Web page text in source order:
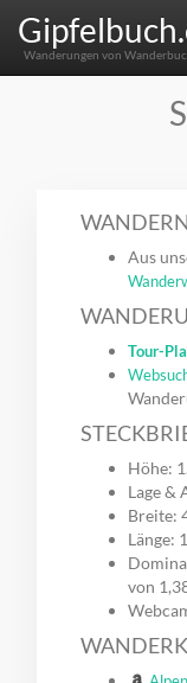
Wanderungen von
WANDERN
Aus
Tour-
Höhe:
Lage &
Breite:
Länge:
von